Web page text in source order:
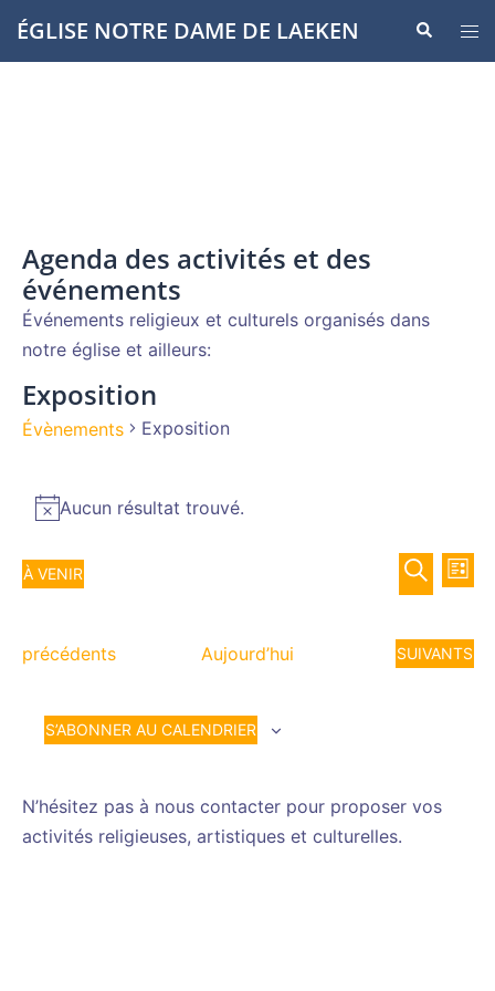
Aller
auÉGLISE NOTRE DAME DE LAEKEN
le
Agenda des activités et des
événements
Événements religieux et culturels organisés dans
notre église et ailleurs:
Exposition
Évènements Exposition
Notice
Aucun résultat trouvé.
et
de
de
LISTE
À VENIR
date.
Évènements
précédents Aujourd’hui SUIVANTS
S’ABONNER AU CALENDRIER
N’hésitez pas à nous contacter pour proposer vos
activités religieuses, artistiques et culturelles.